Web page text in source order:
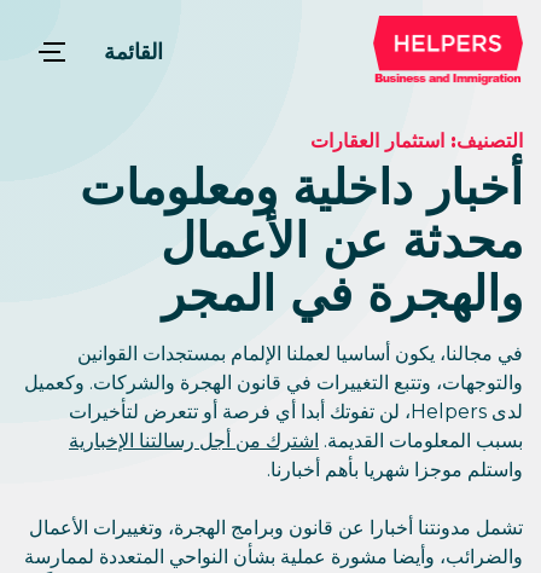
القائمة
التصنيف: استثمار العقارات
أخبار داخلية ومعلومات
محدثة عن الأعمال
والهجرة في المجر
في مجالنا، يكون أساسيا لعملنا الإلمام بمستجدات القوانين
والتوجهات، وتتبع التغييرات في قانون الهجرة والشركات. وكعميل
لدى Helpers، لن تفوتك أبدا أي فرصة أو تتعرض لتأخيرات
بسبب المعلومات القديمة. اشترك من أجل رسالتنا الإخبارية
واستلم موجزا شهريا بأهم أخبارنا.
تشمل مدونتنا أخبارا عن قانون وبرامج الهجرة، وتغييرات الأعمال
والضرائب، وأيضا مشورة عملية بشأن النواحي المتعددة لممارسة